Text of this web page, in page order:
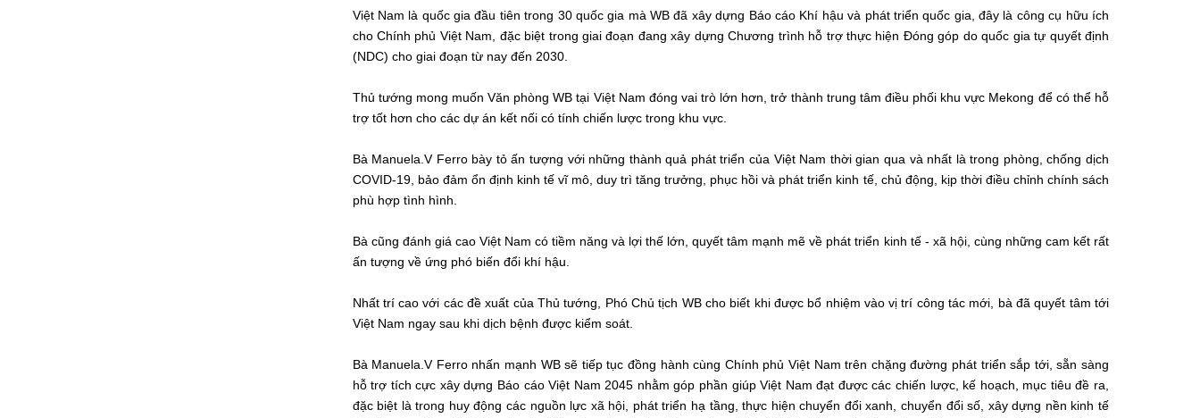
Việt Nam là quốc gia đầu tiên trong 30 quốc gia mà WB đã xây dựng Báo cáo Khí hậu và phát triển quốc gia, đây là công cụ hữu ích
cho Chính phủ Việt Nam, đặc biệt trong giai đoạn đang xây dựng Chương trình hỗ trợ thực hiện Đóng góp do quốc gia tự quyết định
(NDC) cho giai đoạn từ nay đến 2030.
Thủ tướng mong muốn Văn phòng WB tại Việt Nam đóng vai trò lớn hơn, trở thành trung tâm điều phối khu vực Mekong để có thể hỗ
trợ tốt hơn cho các dự án kết nối có tính chiến lược trong khu vực.
Bà Manuela.V Ferro bày tỏ ấn tượng với những thành quả phát triển của Việt Nam thời gian qua và nhất là trong phòng, chống dịch
COVID-19, bảo đảm ổn định kinh tế vĩ mô, duy trì tăng trưởng, phục hồi và phát triển kinh tế, chủ động, kịp thời điều chỉnh chính sách
phù hợp tình hình.
Bà cũng đánh giá cao Việt Nam có tiềm năng và lợi thế lớn, quyết tâm mạnh mẽ về phát triển kinh tế - xã hội, cùng những cam kết rất
ấn tượng về ứng phó biến đổi khí hậu.
Nhất trí cao với các đề xuất của Thủ tướng, Phó Chủ tịch WB cho biết khi được bổ nhiệm vào vị trí công tác mới, bà đã quyết tâm tới
Việt Nam ngay sau khi dịch bệnh được kiểm soát.
Bà Manuela.V Ferro nhấn mạnh WB sẽ tiếp tục đồng hành cùng Chính phủ Việt Nam trên chặng đường phát triển sắp tới, sẵn sàng
hỗ trợ tích cực xây dựng Báo cáo Việt Nam 2045 nhằm góp phần giúp Việt Nam đạt được các chiến lược, kế hoạch, mục tiêu đề ra,
đặc biệt là trong huy động các nguồn lực xã hội, phát triển hạ tầng, thực hiện chuyển đổi xanh, chuyển đổi số, xây dựng nền kinh tế